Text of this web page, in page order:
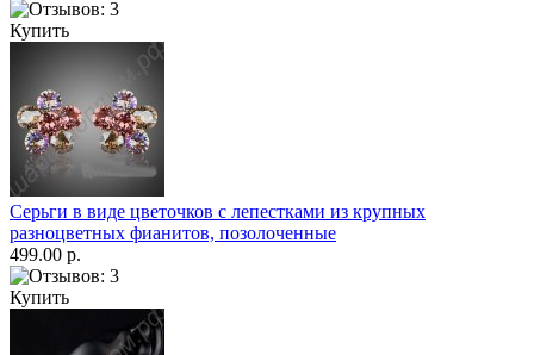
Купить
Серьги в виде цветочков с лепестками из крупных
разноцветных фианитов, позолоченные
499.00 р.
Купить